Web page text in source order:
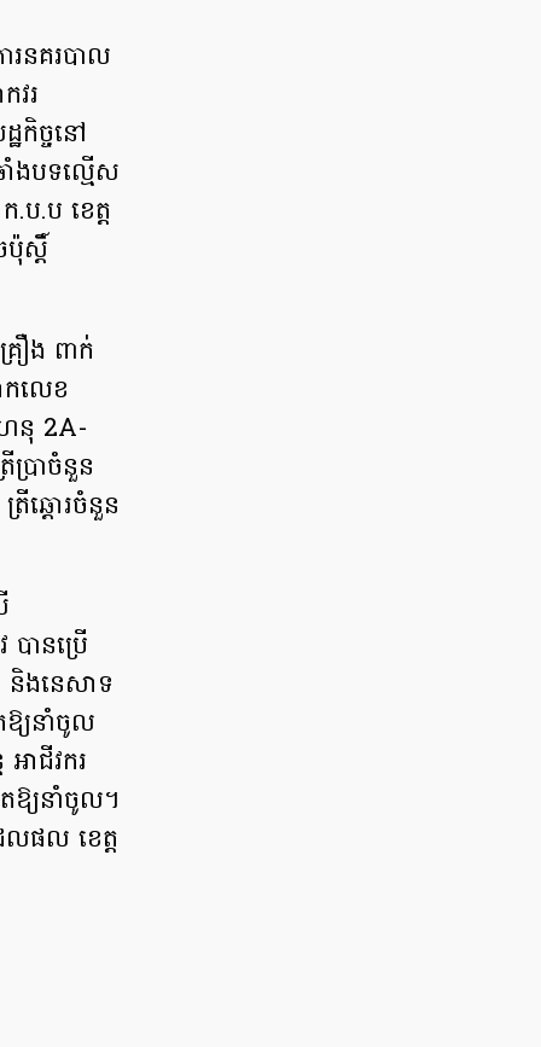
នគរបាល
វរ
កិច្ច​នៅ
ង​បទល្មើស
ប.ប ខេត្ត
ស្តិ៍
រឿង ពាក់
កលេខ
នុ 2A-
ប្រាចំនួន
ឆ្តោរចំនួន
ានប្រើ
និងនេសាទ
ឱ្យនាំចូល
ាជីវករ
ឱ្យនាំចូល។
លផល ខេត្ត